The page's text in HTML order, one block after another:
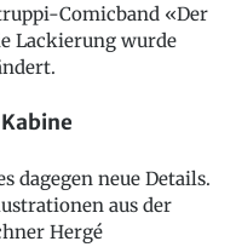
Comicband «Der
Lackierung wurde
dagegen neue Details.
aus der
Hergé